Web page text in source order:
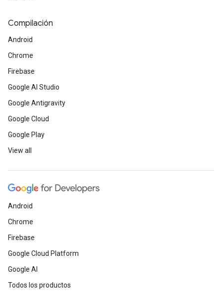
Compilación
Android
Chrome
Firebase
Google AI Studio
Google Antigravity
Google Cloud
Google Play
View all
Android
Chrome
Firebase
Google Cloud Platform
Google AI
Todos los productos